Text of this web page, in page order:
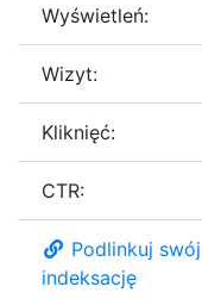
Wyświetleń:
Wizyt:
Kliknięć:
CTR:
Podlinkuj
indeksację